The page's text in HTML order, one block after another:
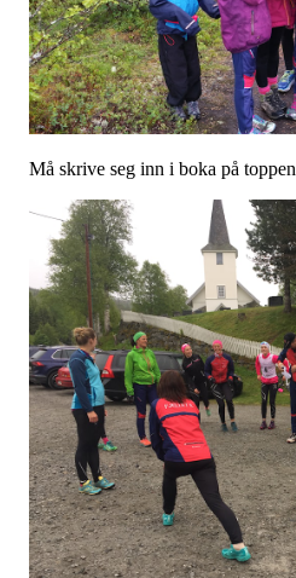
Må skrive seg inn i boka på toppen